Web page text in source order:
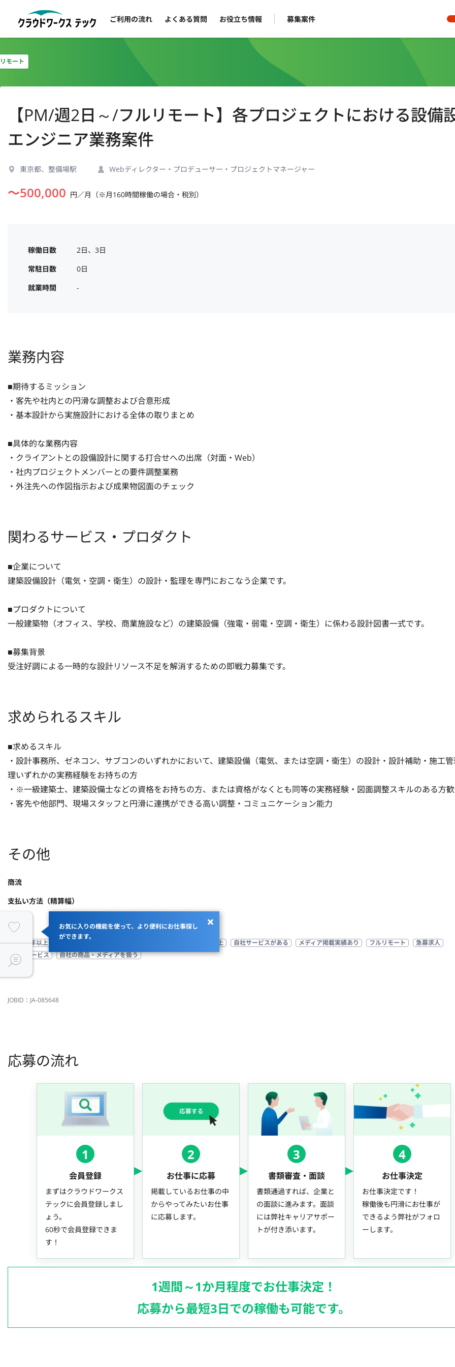
ご利用の流れ よくある質問 お役立ち情報 募集案件
お気に入りの機能を使って、より便利にお仕事探し
ができます。
モート
【PM/週2日～/フルリモート】各プロジェクトにおける設備
エンジニア業務案件
東京都、整備場駅 Webディレクター・プロデューサー・プロジェクトマネージャー
〜500,000 円／月（※月160時間稼働の場合・税別）
稼働日数
2日、3日
常駐日数
0日
就業時間
-
業務内容
■期待するミッション
・客先や社内との円滑な調整および合意形成
・基本設計から実施設計における全体の取りまとめ
■具体的な業務内容
・クライアントとの設備設計に関する打合せへの出席（対面・Web）
・社内プロジェクトメンバーとの要件調整業務
・外注先への作図指示および成果物図面のチェック
関わるサービス・プロダクト
■企業について
建築設備設計（電気・空調・衛生）の設計・監理を専門におこなう企業です。
■プロダクトについて
一般建築物（オフィス、学校、商業施設など）の建築設備（強電・弱電・空調・衛生）に係わる設計図書一式です。
■募集背景
受注好調による一時的な設計リソース不足を解消するための即戦力募集です。
求められるスキル
■求めるスキル
・設計事務所、ゼネコン、サブコンのいずれかにおいて、建築設備（電気、または空調・衛生）の設計・設計補助・施工
理いずれかの実務経験をお持ちの方
・※一級建築士、建築設備士などの資格をお持ちの方、または資格がなくとも同等の実務経験・図面調整スキルのある方
・客先や他部門、現場スタッフと円滑に連携ができる高い調整・コミュニケーション能力
その他
商流
支払い方法（精算幅）
設立30年以上 従業員100名以上 自社サービスがある メディア掲載実績あり フルリモート
急募求人
BtoBサービス
自社の商品・メディアを扱う
JOBID：JA-085648
応募の流れ
1
会員登録
まずはクラウドワークス
テックに会員登録しまし
ょう。
60秒で会員登録できま
す！
2
お仕事に応募
掲載しているお仕事の中
からやってみたいお仕事
に応募します。
3
書類審査・面談
書類通過すれば、企業と
の面談に進みます。面談
には弊社キャリアサポー
トが付き添います。
4
お仕事決定
お仕事決定です！
稼働後も円滑にお仕事が
できるよう弊社がフォロ
ーします。
1週間～1か月程度でお仕事決定！
応募から最短3日での稼働も可能です。